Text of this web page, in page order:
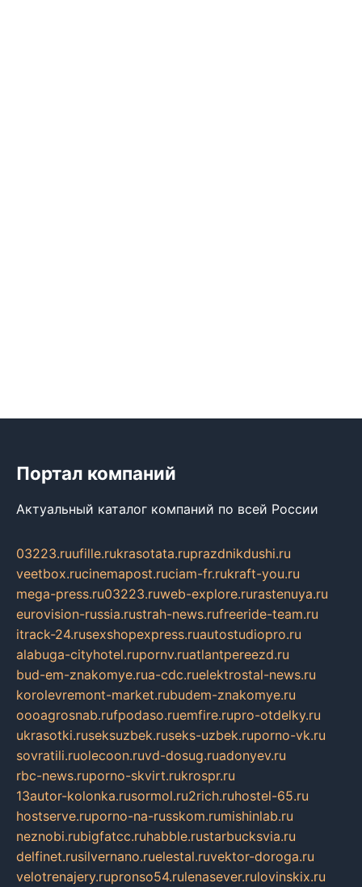
Портал компаний
Актуальный каталог компаний по всей России
03223.ruufille.rukrasotata.ruprazdnikdushi.ru
veetbox.rucinemapost.ruciam-fr.rukraft-you.ru
mega-press.ru03223.ruweb-explore.rurastenuya.ru
eurovision-russia.rustrah-news.rufreeride-team.ru
itrack-24.rusexshopexpress.ruautostudiopro.ru
alabuga-cityhotel.rupornv.ruatlantpereezd.ru
bud-em-znakomye.rua-cdc.ruelektrostal-news.ru
korolevremont-market.rubudem-znakomye.ru
oooagrosnab.rufpodaso.ruemfire.rupro-otdelky.ru
ukrasotki.ruseksuzbek.ruseks-uzbek.ruporno-vk.ru
sovratili.ruolecoon.ruvd-dosug.ruadonyev.ru
rbc-news.ruporno-skvirt.rukrospr.ru
13autor-kolonka.rusormol.ru2rich.ruhostel-65.ru
hostserve.ruporno-na-russkom.rumishinlab.ru
neznobi.rubigfatcc.ruhabble.rustarbucksvia.ru
delfinet.rusilvernano.ruelestal.ruvektor-doroga.ru
velotrenajery.rupronso54.rulenasever.rulovinskix.ru